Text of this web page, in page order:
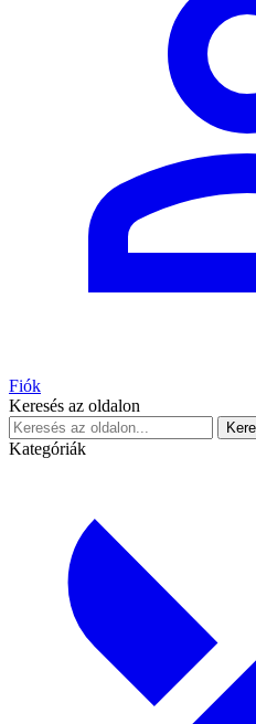
Fiók
Keresés az oldalon
Kategóriák